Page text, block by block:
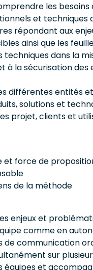
les besoins
et
répondant aux
ainsi que les
dans la
à la sécurisation
différentes entités
solutions et
projet, clients et
et force de
de la méthode
enjeux et
comme en
de communication
sur
équipes et